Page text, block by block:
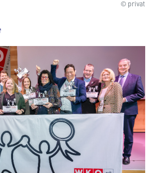
© privat